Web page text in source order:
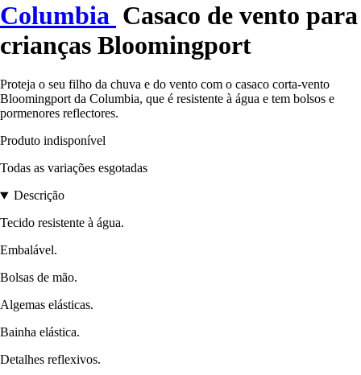
Columbia Casaco de vento para
crianças Bloomingport
Proteja o seu filho da chuva e do vento com o casaco corta-vento
Bloomingport da Columbia, que é resistente à água e tem bolsos e
pormenores reflectores.
Produto indisponível
Todas as variações esgotadas
Descrição
Tecido resistente à água.
Embalável.
Bolsas de mão.
Algemas elásticas.
Bainha elástica.
Detalhes reflexivos.